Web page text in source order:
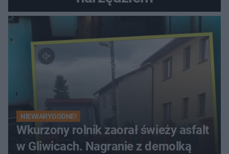
NIEWIARYGODNE!
Wkurzony rolnik zaorał świeży asfalt
w Gliwicach. Nagranie z demolką